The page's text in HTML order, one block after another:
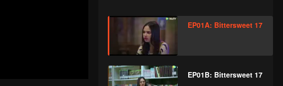
EP01A: Bittersweet 17
EP01B: Bittersweet 17